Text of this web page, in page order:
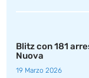
Blitz con 181
Nuova
19 Marzo 2026